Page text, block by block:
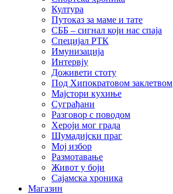
Култура
Путоказ за маме и тате
СББ – сигнал који нас спаја
Специјал РТК
Имунизација
Интервју
Доживети стоту
Под Хипократовом заклетвом
Мајстори кухиње
Суграђани
Разговор с поводом
Хероји мог града
Шумадијски праг
Мој избор
Размотавање
Живот у боји
Сајамска хроника
Магазин